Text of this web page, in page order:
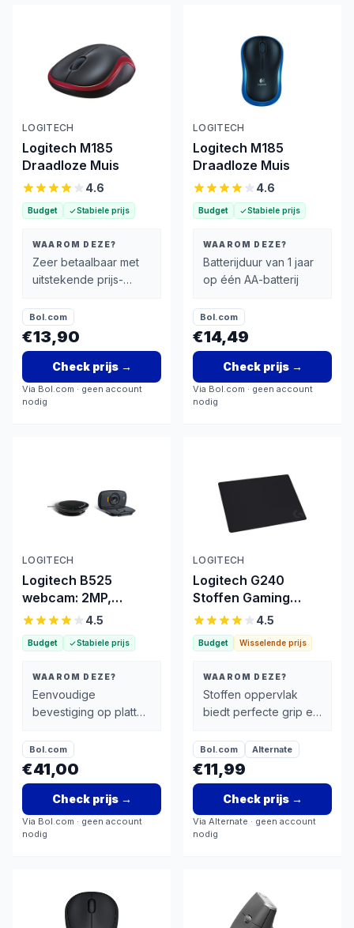
LOGITECH
Logitech M185
Draadloze Muis
4.6
Budget Stabiele prijs
WAAROM DEZE?
Zeer betaalbaar met
uitstekende prijs-
(€17)
Bol.com
€13,90
Check prijs→
Via Bol.com · geen account
nodig
LOGITECH
Logitech M185
Draadloze Muis
4.6
Budget Stabiele prijs
WAAROM DEZE?
Batterijduur van 1 jaar
op één AA-batterij
Bol.com
€14,49
Check prijs→
Via Bol.com · geen account
nodig
LOGITECH
Logitech B525
webcam: 2MP,
ingebouwde
microfoon, USB 2.0
4.5
Budget Stabiele prijs
WAAROM DEZE?
Eenvoudige
bevestiging op platte
meegeleverde clip
Bol.com
€41,00
Check prijs→
Via Bol.com · geen account
nodig
LOGITECH
Logitech G240
Stoffen Gaming
Muismat
4.5
Budget Wisselende prijs
WAAROM DEZE?
Stoffen oppervlak
biedt perfecte grip en
nauwkeurigheid voor
Logitech G-muizen
Bol.com Alternate
€11,99
Check prijs→
Via Alternate · geen account
nodig